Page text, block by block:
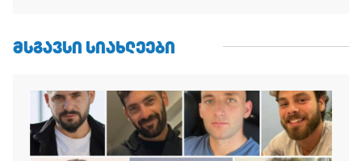
ᲛᲡᲒᲐᲕᲡᲘ ᲡᲘᲐᲮᲚᲔᲔᲑᲘ